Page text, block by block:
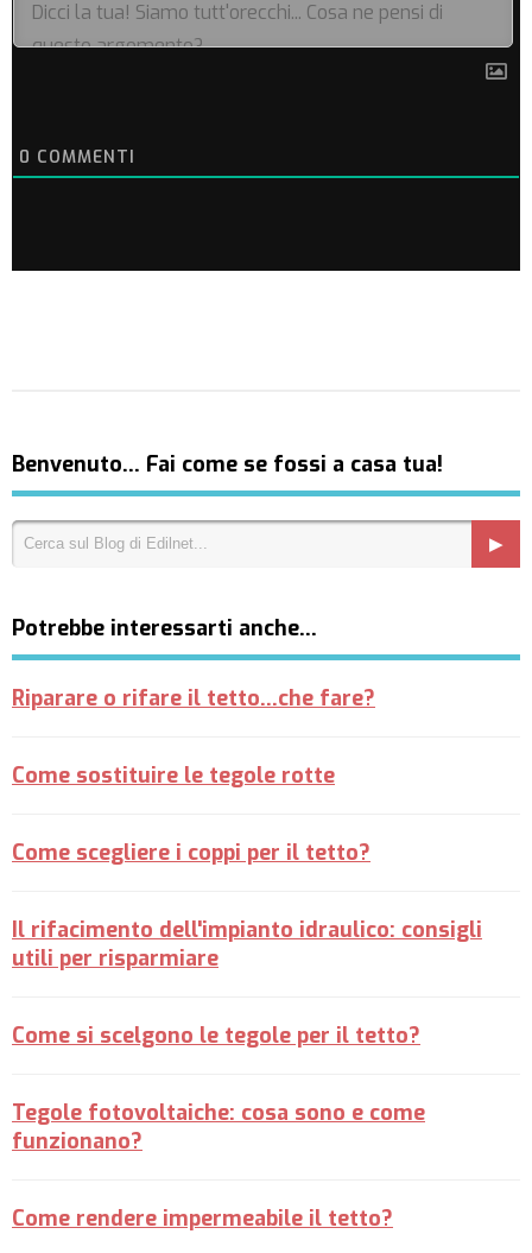
0 COMMENTI
Benvenuto… Fai come se fossi a casa tua!
Potrebbe interessarti anche…
Riparare o rifare il tetto...che fare?
Come sostituire le tegole rotte
Come scegliere i coppi per il tetto?
Il rifacimento dell'impianto idraulico: consigli
utili per risparmiare
Come si scelgono le tegole per il tetto?
Tegole fotovoltaiche: cosa sono e come
funzionano?
Come rendere impermeabile il tetto?